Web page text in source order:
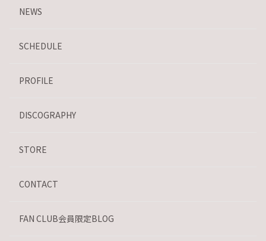
NEWS
SCHEDULE
PROFILE
DISCOGRAPHY
STORE
CONTACT
FAN CLUB会員限定BLOG